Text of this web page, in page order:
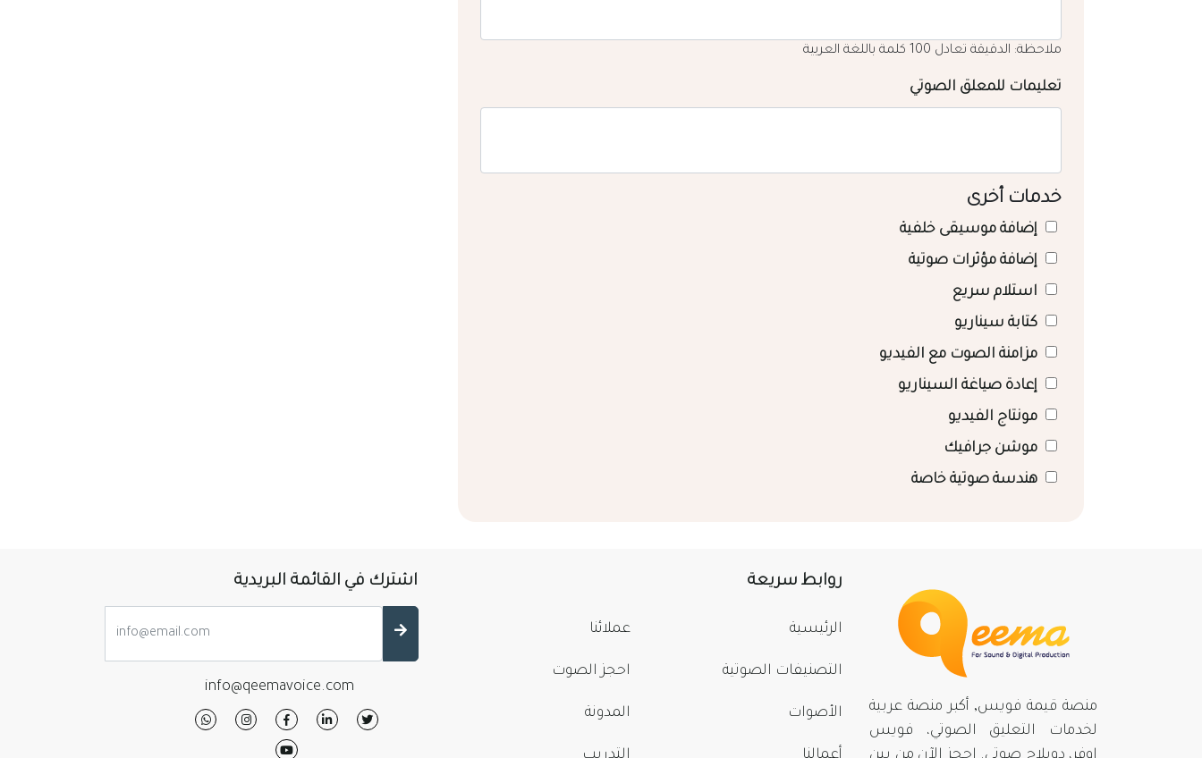
ملاحظة: الدقيقة تعادل 100 كلمة باللغة العربية
تعليمات للمعلق الصوتي
خدمات أخرى
إضافة موسيقى خلفية
إضافة مؤثرات صوتية
استلام سريع
كتابة سيناريو
مزامنة الصوت مع الفيديو
إعادة صياغة السيناريو
مونتاج الفيديو
موشن جرافيك
هندسة صوتية خاصة
منصة قيمة فويس, أكبر منصة عربية
لخدمات التعليق الصوتي، فويس
روابط سريعة
الرئيسية
التصنيفات الصوتية
الأصوات
عملائنا
احجز الصوت
المدونة
اشترك في القائمة البريدية
info@qeemavoice.com